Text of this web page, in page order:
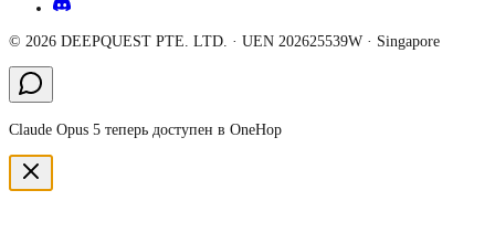
© 2026 DEEPQUEST PTE. LTD. · UEN 202625539W · Singapore
Claude Opus 5 теперь доступен в OneHop